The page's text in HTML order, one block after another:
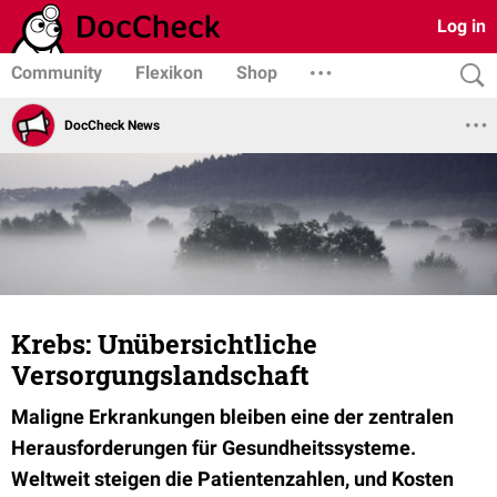
Log in
Community Flexikon Shop
DocCheck News
Krebs: Unübersichtliche
Versorgungslandschaft
Maligne Erkrankungen bleiben eine der zentralen
Herausforderungen für Gesundheitssysteme.
Weltweit steigen die Patientenzahlen, und Kosten